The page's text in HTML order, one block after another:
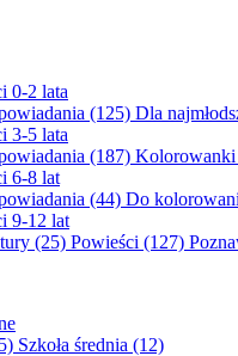
0-2 lata
(125) Dla
3-5 lata
(187)
6-8 lat
(44) Do
9-12 lat
(25) Powieści (127)
Szkoła średnia (12)